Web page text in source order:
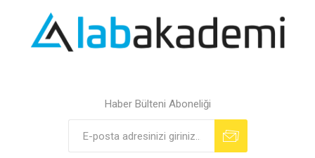
Haber Bülteni Aboneliği